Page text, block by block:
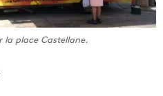
la place Castellane.